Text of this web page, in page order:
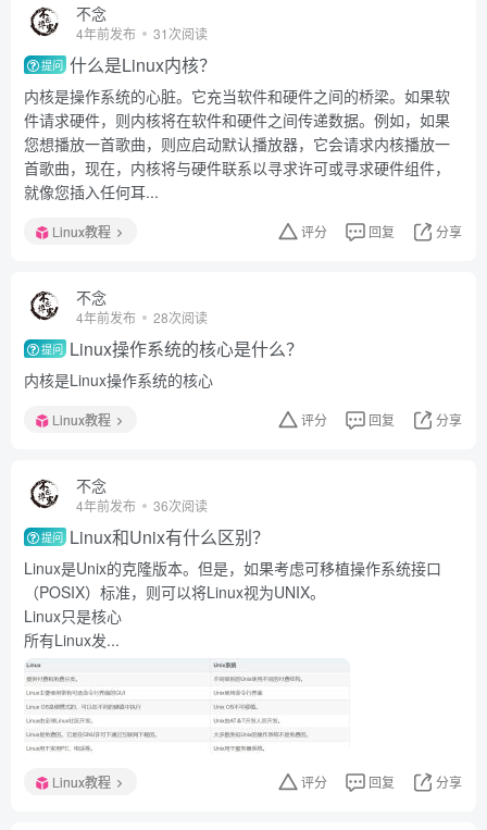
不念
4年前发布 31次阅读
提问 什么是Linux内核？
内核是操作系统的心脏。它充当软件和硬件之间的桥梁。如果软
件请求硬件，则内核将在软件和硬件之间传递数据。例如，如果
您想播放一首歌曲，则应启动默认播放器，它会请求内核播放一
首歌曲，现在，内核将与硬件联系以寻求许可或寻求硬件组件，
就像您插入任何耳...
Linux教程 评分 回复 分享
不念
4年前发布 28次阅读
提问 Linux操作系统的核心是什么？
内核是Linux操作系统的核心
Linux教程 评分 回复 分享
不念
4年前发布 36次阅读
提问 Linux和Unix有什么区别？
Linux是Unix的克隆版本。但是，如果考虑可移植操作系统接口
（POSIX）标准，则可以将Linux视为UNIX。
Linux只是核心
所有Linux发...
Linux教程 评分 回复 分享